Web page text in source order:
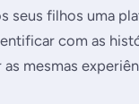
seus filhos uma
com as
mesmas